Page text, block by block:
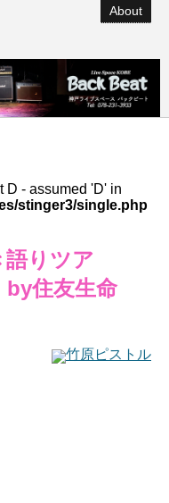
About
D - assumed 'D' in
stinger3/single.php
りツア
住友生命